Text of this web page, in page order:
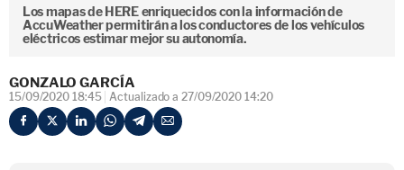
Los mapas de HERE enriquecidos con la información de
AccuWeather permitirán a los conductores de los vehículos
eléctricos estimar mejor su autonomía.
GONZALO GARCÍA
15/09/2020 18:45 Actualizado a 27/09/2020 14:20